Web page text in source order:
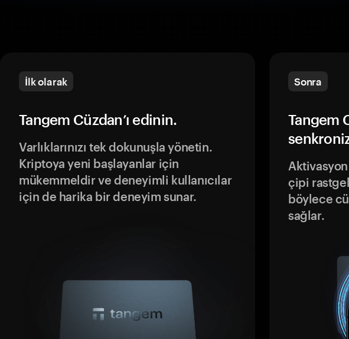
İlk olarak
Tangem Cüzdan’ı edinin.
Varlıklarınızı tek dokunuşla yönetin.
Kriptoya yeni başlayanlar için
mükemmeldir ve deneyimli kullanıcılar
için de harika bir deneyim sunar.
Sonra
Tangem
çipi
böylece
sağlar.